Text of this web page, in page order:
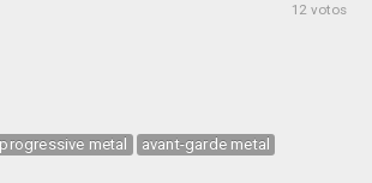
12 votos
progressive metal avant-garde metal